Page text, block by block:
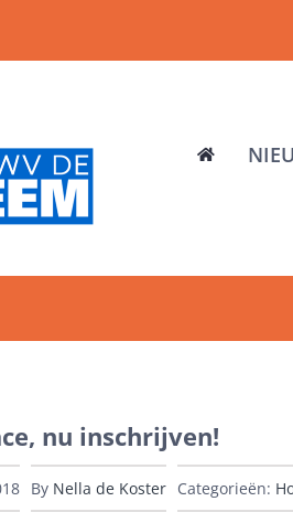
nu inschrijven!
By Nella de Koster Categorieën: